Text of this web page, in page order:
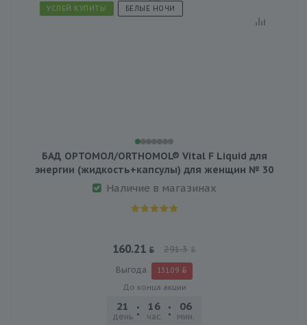
УСПЕЙ КУПИТЬ! БЕЛЫЕ НОЧИ
БАД ОРТОМОЛ/ORTHOMOL® Vital F Liquid для
энергии (жидкость+капсулы) для женщин № 30
Наличие в магазинах
160.21 291.3
Выгода 131.09
До конца акции
21
день
16
час.
06
мин.